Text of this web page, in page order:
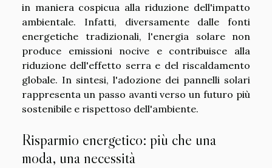
in maniera cospicua alla riduzione dell'impatto
ambientale. Infatti, diversamente dalle fonti
energetiche tradizionali, l'energia solare non
produce emissioni nocive e contribuisce alla
riduzione dell'effetto serra e del riscaldamento
globale. In sintesi, l'adozione dei pannelli solari
rappresenta un passo avanti verso un futuro più
sostenibile e rispettoso dell'ambiente.
Risparmio energetico: più che una
moda, una necessità